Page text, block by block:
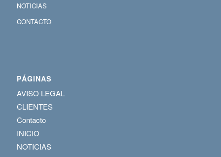
NOTICIAS
CONTACTO
PÁGINAS
AVISO LEGAL
CLIENTES
Contacto
INICIO
NOTICIAS